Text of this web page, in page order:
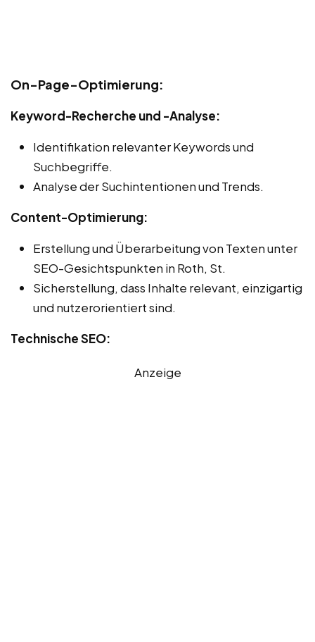
On-Page-Optimierung:
Keyword-Recherche und -Analyse:
Identifikation relevanter Keywords und
Suchbegriffe.
Analyse der Suchintentionen und Trends.
Content-Optimierung:
Erstellung und Überarbeitung von Texten unter
SEO-Gesichtspunkten in Roth, St.
Sicherstellung, dass Inhalte relevant, einzigartig
und nutzerorientiert sind.
Technische SEO:
Anzeige